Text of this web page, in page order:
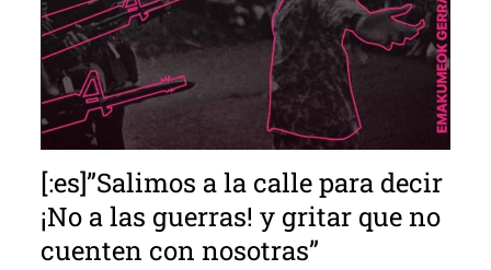
[:es]”Salimos a la calle para decir
¡No a las guerras! y gritar que no
cuenten con nosotras”